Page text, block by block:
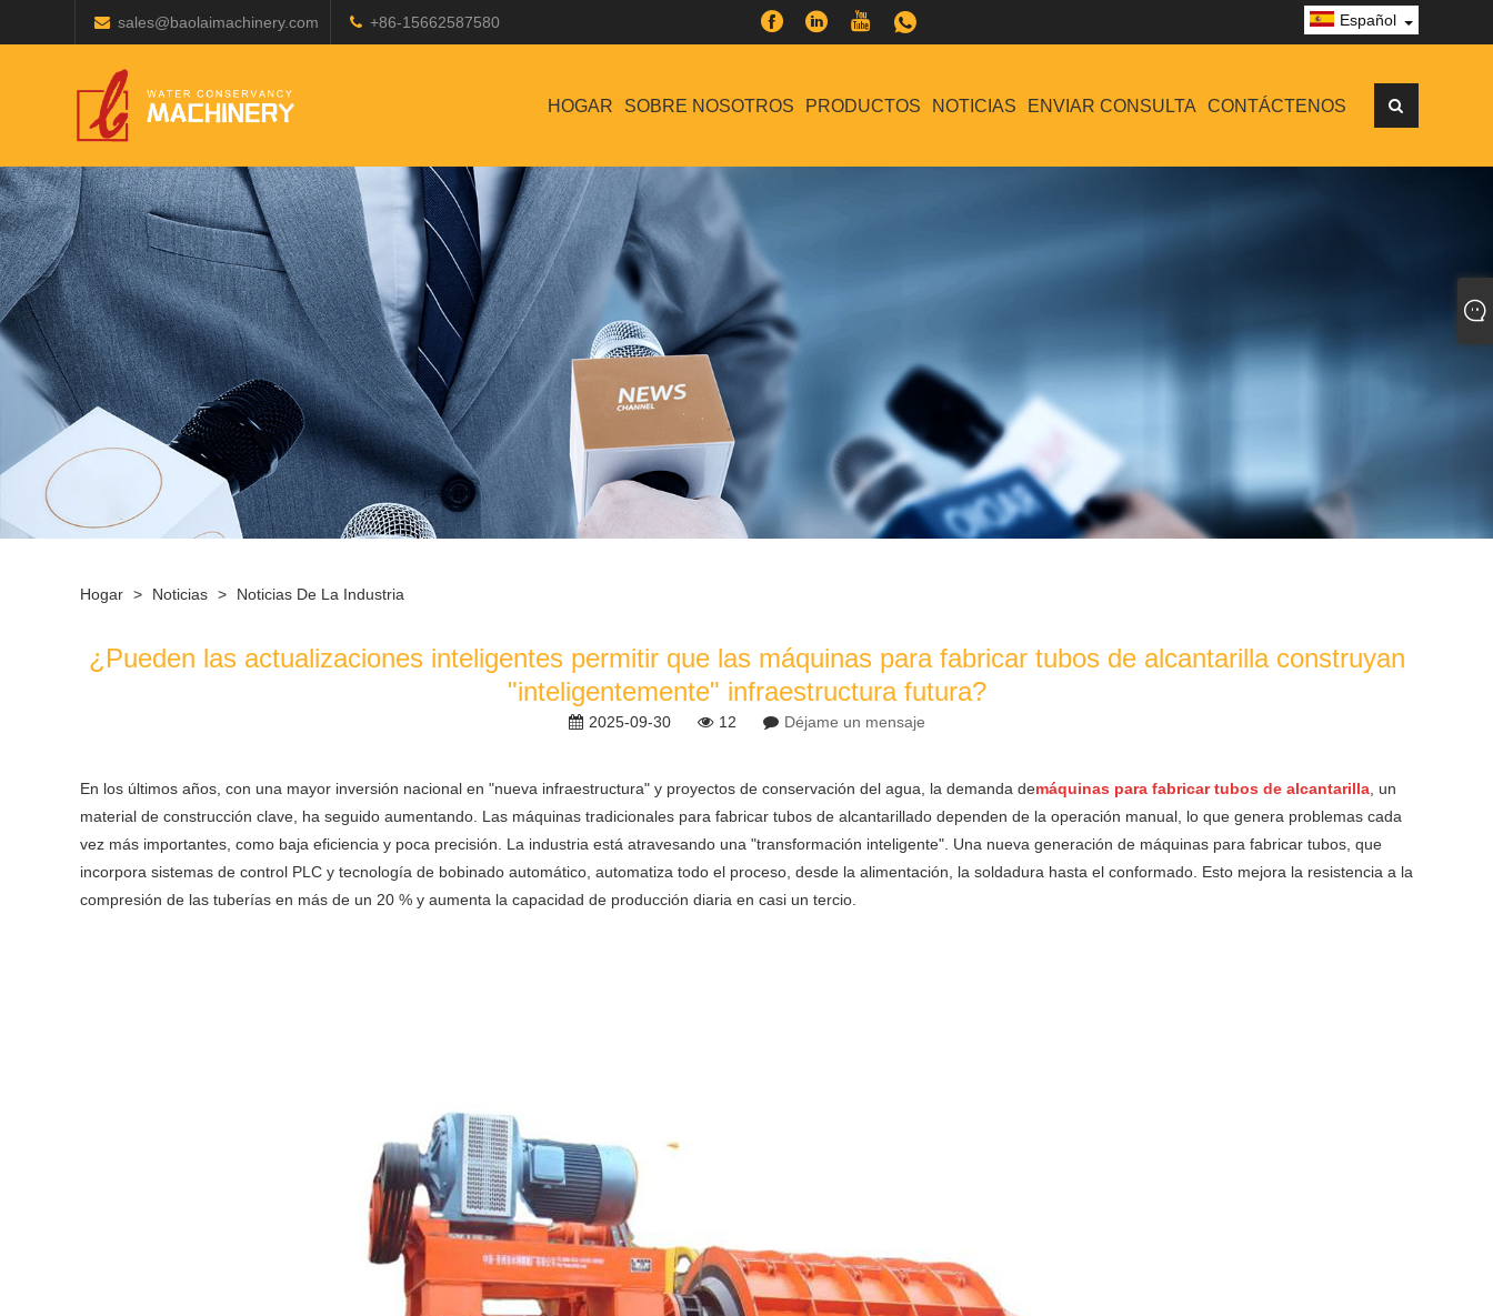
sales@baolaimachinery.com +86-15662587580 Español
HOGAR SOBRE NOSOTROS PRODUCTOS NOTICIAS ENVIAR CONSULTA CONTÁCTENOS
Hogar > Noticias > Noticias De La Industria
¿Pueden las actualizaciones inteligentes permitir que las máquinas para fabricar tubos de alcantarilla construyan
"inteligentemente" infraestructura futura?
2025-09-30 12 Déjame un mensaje
En los últimos años, con una mayor inversión nacional en "nueva infraestructura" y proyectos de conservación del agua, la demanda demáquinas para fabricar tubos de alcantarilla , un
material de construcción clave, ha seguido aumentando. Las máquinas tradicionales para fabricar tubos de alcantarillado dependen de la operación manual, lo que genera problemas cada
vez más importantes, como baja eficiencia y poca precisión. La industria está atravesando una "transformación inteligente". Una nueva generación de máquinas para fabricar tubos, que
incorpora sistemas de control PLC y tecnología de bobinado automático, automatiza todo el proceso, desde la alimentación, la soldadura hasta el conformado. Esto mejora la resistencia a la
compresión de las tuberías en más de un 20 % y aumenta la capacidad de producción diaria en casi un tercio.